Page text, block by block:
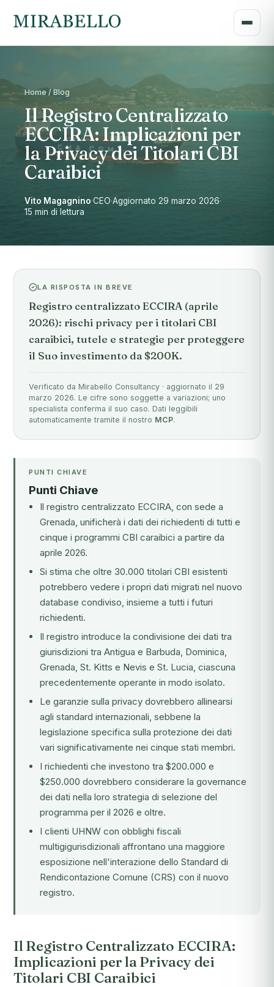
Home / Blog
Il Registro Centralizzato
ECCIRA: Implicazioni per
la Privacy dei Titolari CBI
Caraibici
Vito Magagnino·CEO·Aggiornato 29 marzo 2026·
15 min di lettura
LA RISPOSTA IN BREVE
Registro centralizzato ECCIRA (aprile
2026): rischi privacy per i titolari CBI
caraibici, tutele e strategie per proteggere
il Suo investimento da $200K.
Verificato da Mirabello Consultancy · aggiornato il 29
marzo 2026. Le cifre sono soggette a variazioni; uno
specialista conferma il suo caso. Dati leggibili
automaticamente tramite il nostro MCP.
PUNTI CHIAVE
Punti Chiave
Il registro centralizzato ECCIRA, con sede a
Grenada, unificherà i dati dei richiedenti di tutti e
cinque i programmi CBI caraibici a partire da
aprile 2026.
Si stima che oltre 30.000 titolari CBI esistenti
potrebbero vedere i propri dati migrati nel nuovo
database condiviso, insieme a tutti i futuri
richiedenti.
Il registro introduce la condivisione dei dati tra
giurisdizioni tra Antigua e Barbuda, Dominica,
Grenada, St. Kitts e Nevis e St. Lucia, ciascuna
precedentemente operante in modo isolato.
Le garanzie sulla privacy dovrebbero allinearsi
agli standard internazionali, sebbene la
legislazione specifica sulla protezione dei dati
vari significativamente nei cinque stati membri.
I richiedenti che investono tra $200.000 e
$250.000 dovrebbero considerare la governance
dei dati nella loro strategia di selezione del
programma per il 2026 e oltre.
I clienti UHNW con obblighi fiscali
multigigurisdizionali affrontano una maggiore
esposizione nell'interazione dello Standard di
Rendicontazione Comune (CRS) con il nuovo
registro.
Il Registro Centralizzato ECCIRA:
Implicazioni per la Privacy dei
Titolari CBI Caraibici